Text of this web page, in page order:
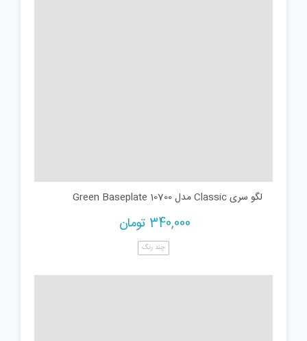
لگو سری Classic مدل Green Baseplate 10700
340,000 تومان
چند رنگ